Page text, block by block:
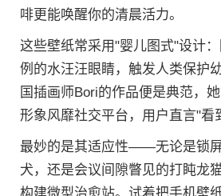
啡更能唤醒你的清晨活力。
这些壁纸常采用"婴儿图式"设计
例的水汪汪眼睛，触发人类保护
国插画师Bori的作品便是典范，
形象风靡社交平台，用户直言"看
最妙的是其适应性——无论是锁
犬，还是会议间隙瞥见的打盹龙